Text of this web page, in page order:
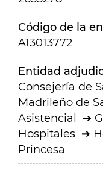
Código de la
A13013772
Entidad
Consejería de
Madrileño de
Asistencial
Hospitales
Princesa